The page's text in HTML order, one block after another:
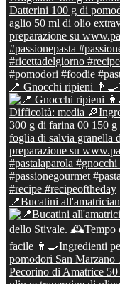
📍 Gnocchi ripieni
📍Bucatini